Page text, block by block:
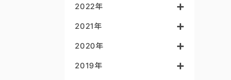
2022年
2021年
2020年
2019年